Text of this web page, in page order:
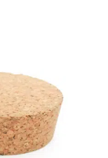
100%, este tipo
tapa para todo
jarrones.